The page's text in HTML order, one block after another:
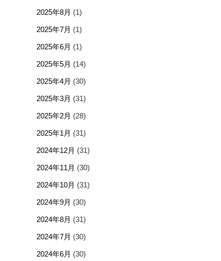
2025年8月 (1)
2025年7月 (1)
2025年6月 (1)
2025年5月 (14)
2025年4月 (30)
2025年3月 (31)
2025年2月 (28)
2025年1月 (31)
2024年12月 (31)
2024年11月 (30)
2024年10月 (31)
2024年9月 (30)
2024年8月 (31)
2024年7月 (30)
2024年6月 (30)